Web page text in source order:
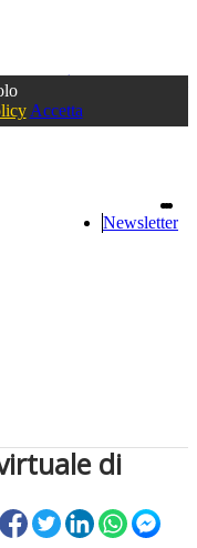
Accedioppure registrati
Accetta
Newsletter
di